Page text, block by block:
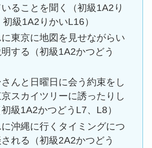
ることを聞く（初級1A2り
級1A2りかいL16）
東京に地図を見せながらい
する（初級1A2かつどう
んと日曜日に会う約束をし
スカイツリーに誘ったりし
級1A2かつどうL7、L8）
沖縄に行くタイミングにつ
れる（初級2A2かつどう